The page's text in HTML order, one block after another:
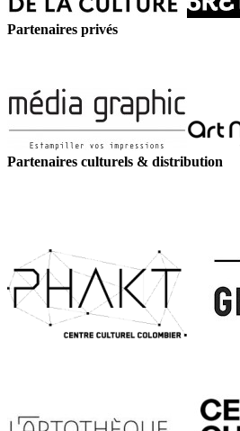
Partenaires privés
Partenaires culturels & distribution